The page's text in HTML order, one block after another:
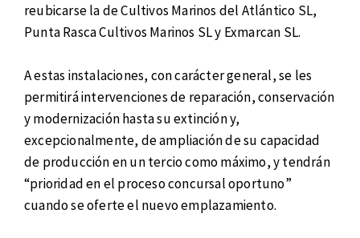
reubicarse la de Cultivos Marinos del Atlántico SL,
Punta Rasca Cultivos Marinos SL y Exmarcan SL.
A estas instalaciones, con carácter general, se les
permitirá intervenciones de reparación, conservación
y modernización hasta su extinción y,
excepcionalmente, de ampliación de su capacidad
de producción en un tercio como máximo, y tendrán
“prioridad en el proceso concursal oportuno”
cuando se oferte el nuevo emplazamiento.